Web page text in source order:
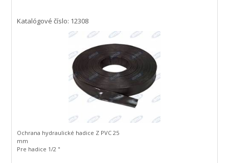
Katalógové číslo: 12308
Ochrana hydraulické hadice Z PVC 25
mm
Pre hadice 1/2 "